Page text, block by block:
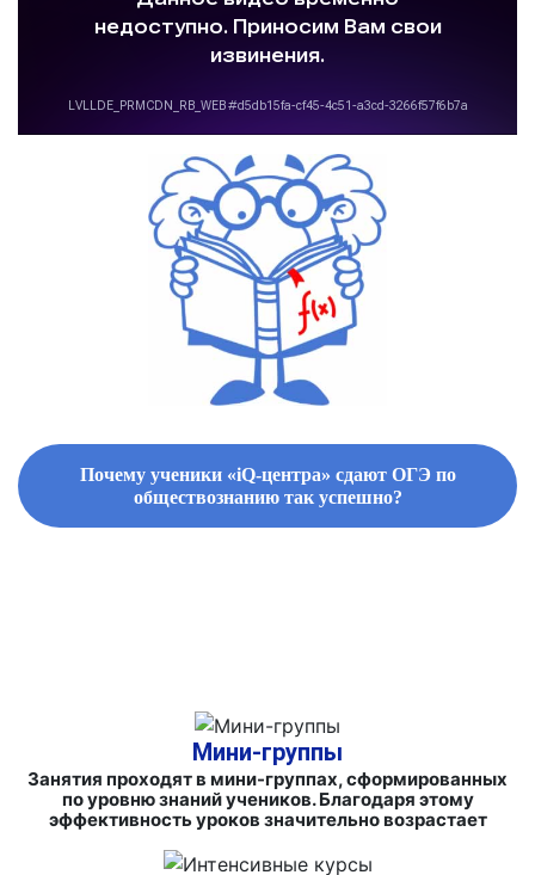
Почему ученики «iQ-центра» сдают ОГЭ по
обществознанию так успешно?
Мини-группы
Занятия проходят в мини-группах, сформированных
по уровню знаний учеников. Благодаря этому
эффективность уроков значительно возрастает